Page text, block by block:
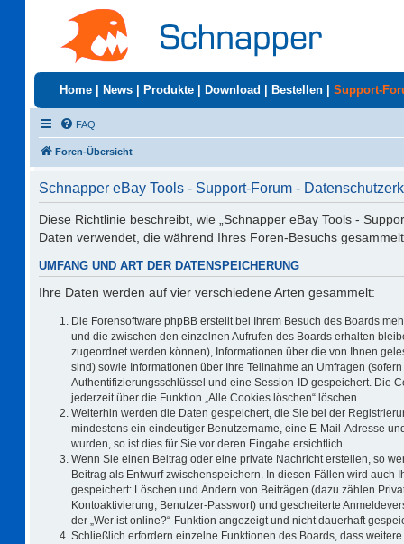
Home News Produkte Download Bestellen Support-
FAQ
Foren-Übersicht
Schnapper eBay Tools - Support-Forum -
Diese Richtlinie beschreibt, wie „Schnapper eBay Tools -
Daten verwendet, die während Ihres Foren-Besuchs
UMFANG UND ART DER DATENSPEICHERUNG
Ihre Daten werden auf vier verschiedene Arten gesammelt:
Die Forensoftware phpBB erstellt bei Ihrem Besuch des Boards
und die zwischen den einzelnen Aufrufen des Boards erhalten
zugeordnet werden können), Informationen über die von Ihnen
sind) sowie Informationen über Ihre Teilnahme an Umfragen
Authentifizierungsschlüssel und eine Session-ID gespeichert. Die
jederzeit über die Funktion „Alle Cookies löschen“ löschen.
Weiterhin werden die Daten gespeichert, die Sie bei der
mindestens ein eindeutiger Benutzername, eine E-Mail-Adresse
wurden, so ist dies für Sie vor deren Eingabe ersichtlich.
Wenn Sie einen Beitrag oder eine private Nachricht erstellen, so
Beitrag als Entwurf zwischenspeichern. In diesen Fällen wird
gespeichert: Löschen und Ändern von Beiträgen (dazu zählen
Kontoaktivierung, Benutzer-Passwort) und gescheiterte
der „Wer ist online?“-Funktion angezeigt und nicht dauerhaft
Schließlich erfordern einzelne Funktionen des Boards, dass